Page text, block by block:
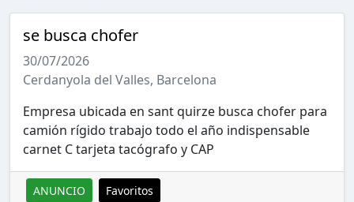
se busca chofer
30/07/2026
Cerdanyola del Valles, Barcelona
Empresa ubicada en sant quirze busca chofer para
camión rígido trabajo todo el año indispensable
carnet C tarjeta tacógrafo y CAP
ANUNCIO Favoritos